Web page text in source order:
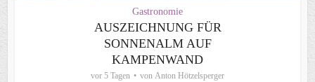
Gastronomie
AUSZEICHNUNG FÜR
SONNENALM AUF
KAMPENWAND
vor 5 Tagen von Anton Hötzelsperger